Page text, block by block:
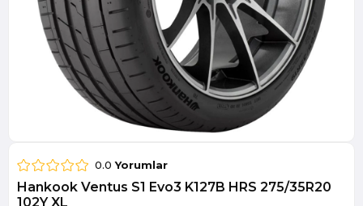
0.0 Yorumlar
Hankook Ventus S1 Evo3 K127B HRS 275/35R20
102Y XL